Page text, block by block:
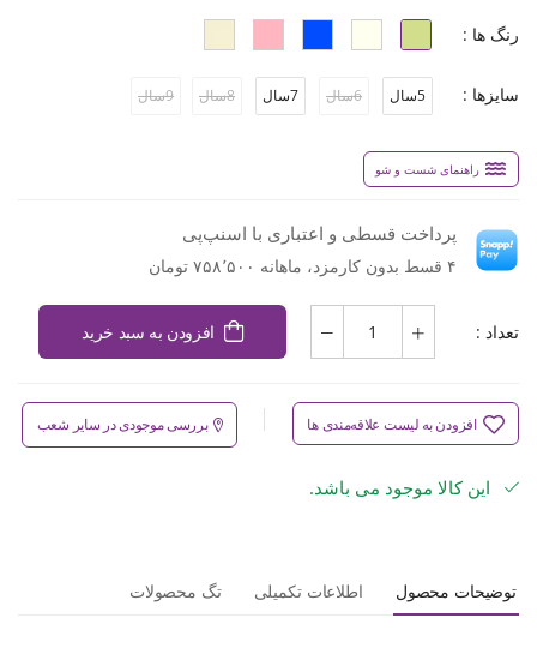
رنگ ها :
سایزها : 5سال 6سال 7سال 8سال 9سال
راهنمای شست و شو
پرداخت قسطی و اعتباری با اسنپ‌پی
۴ قسط بدون کارمزد، ماهانه ۷۵۸٬۵۰۰ تومان
تعداد : افزودن به سبد خرید
افزودن به لیست علاقه‌مندی ها بررسی موجودی در سایر شعب
این کالا موجود می باشد.
توضیحات محصول اطلاعات تکمیلی تگ محصولات